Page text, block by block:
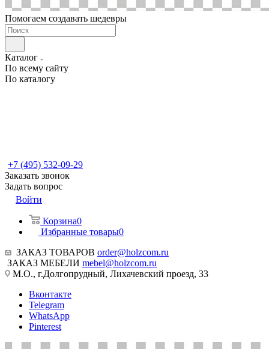
Помогаем создавать шедевры
Каталог
По всему сайту
По каталогу
+7 (495) 532-09-29
Заказать звонок
Задать вопрос
Войти
Корзина0
Избранные товары0
ЗАКАЗ ТОВАРОВ order@holzcom.ru
ЗАКАЗ МЕБЕЛИ mebel@holzcom.ru
М.О., г.Долгопрудный, Лихачевский проезд, 33
Вконтакте
Telegram
WhatsApp
Pinterest